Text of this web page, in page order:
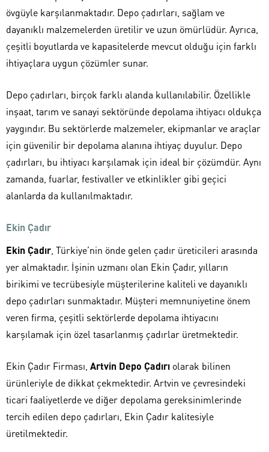
övgüyle karşılanmaktadır. Depo çadırları, sağlam ve
dayanıklı malzemelerden üretilir ve uzun ömürlüdür. Ayrıca,
çeşitli boyutlarda ve kapasitelerde mevcut olduğu için farklı
ihtiyaçlara uygun çözümler sunar.
Depo çadırları, birçok farklı alanda kullanılabilir. Özellikle
inşaat, tarım ve sanayi sektöründe depolama ihtiyacı oldukça
yaygındır. Bu sektörlerde malzemeler, ekipmanlar ve araçlar
için güvenilir bir depolama alanına ihtiyaç duyulur. Depo
çadırları, bu ihtiyacı karşılamak için ideal bir çözümdür. Aynı
zamanda, fuarlar, festivaller ve etkinlikler gibi geçici
alanlarda da kullanılmaktadır.
Ekin Çadır
Ekin Çadır , Türkiye’nin önde gelen çadır üreticileri arasında
yer almaktadır. İşinin uzmanı olan Ekin Çadır, yılların
birikimi ve tecrübesiyle müşterilerine kaliteli ve dayanıklı
depo çadırları sunmaktadır. Müşteri memnuniyetine önem
veren firma, çeşitli sektörlerde depolama ihtiyacını
karşılamak için özel tasarlanmış çadırlar üretmektedir.
Ekin Çadır Firması, Artvin Depo Çadırı olarak bilinen
ürünleriyle de dikkat çekmektedir. Artvin ve çevresindeki
ticari faaliyetlerde ve diğer depolama gereksinimlerinde
tercih edilen depo çadırları, Ekin Çadır kalitesiyle
üretilmektedir.